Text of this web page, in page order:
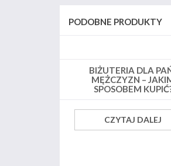
PODOBNE PRODUKTY
BIŻUTERIA DLA
MĘŻCZYZN –
SPOSOBEM
CZYTAJ DALEJ